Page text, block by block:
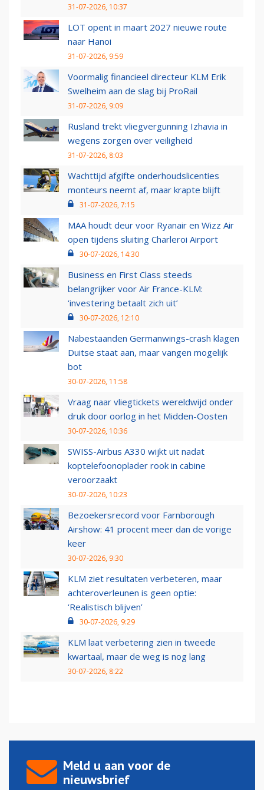
31-07-2026, 10:37
LOT opent in maart 2027 nieuwe route
naar Hanoi
31-07-2026, 9:59
Voormalig financieel directeur KLM Erik
Swelheim aan de slag bij ProRail
31-07-2026, 9:09
Rusland trekt vliegvergunning Izhavia in
wegens zorgen over veiligheid
31-07-2026, 8:03
Wachttijd afgifte onderhoudslicenties
monteurs neemt af, maar krapte blijft
31-07-2026, 7:15
MAA houdt deur voor Ryanair en Wizz Air
open tijdens sluiting Charleroi Airport
30-07-2026, 14:30
Business en First Class steeds
belangrijker voor Air France-KLM:
‘investering betaalt zich uit’
30-07-2026, 12:10
Nabestaanden Germanwings-crash klagen
Duitse staat aan, maar vangen mogelijk
bot
30-07-2026, 11:58
Vraag naar vliegtickets wereldwijd onder
druk door oorlog in het Midden-Oosten
30-07-2026, 10:36
SWISS-Airbus A330 wijkt uit nadat
koptelefoonoplader rook in cabine
veroorzaakt
30-07-2026, 10:23
Bezoekersrecord voor Farnborough
Airshow: 41 procent meer dan de vorige
keer
30-07-2026, 9:30
KLM ziet resultaten verbeteren, maar
achteroverleunen is geen optie:
‘Realistisch blijven’
30-07-2026, 9:29
KLM laat verbetering zien in tweede
kwartaal, maar de weg is nog lang
30-07-2026, 8:22
Meld u aan voor de
nieuwsbrief